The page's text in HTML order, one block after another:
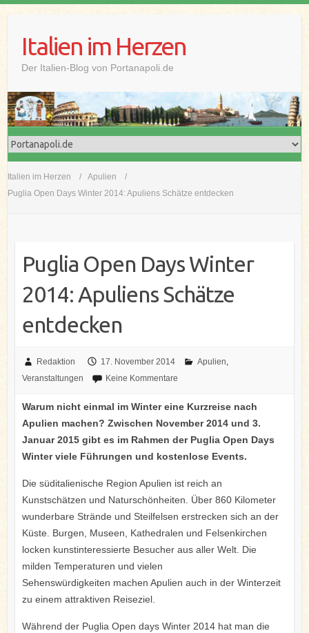
contentItalien im Herzen
Der Italien-Blog von Portanapoli.de
Italien im Herzen
Apulien
Puglia Open Days Winter 2014: Apuliens Schätze entdecken
Puglia Open Days Winter
2014: Apuliens Schätze
entdecken
Redaktion 17. November 2014 Apulien,
Veranstaltungen
Keine Kommentare
Warum nicht einmal im Winter eine Kurzreise nach
Apulien machen? Zwischen November 2014 und 3.
Januar 2015 gibt es im Rahmen der Puglia Open Days
Winter viele Führungen und kostenlose Events.
Die süditalienische Region Apulien ist reich an
Kunstschätzen und Naturschönheiten. Über 860 Kilometer
wunderbare Strände und Steilfelsen erstrecken sich an der
Küste. Burgen, Museen, Kathedralen und Felsenkirchen
locken kunstinteressierte Besucher aus aller Welt. Die
milden Temperaturen und vielen
Sehenswürdigkeiten machen Apulien auch in der Winterzeit
zu einem attraktiven Reiseziel.
Während der Puglia Open days Winter 2014 hat man die